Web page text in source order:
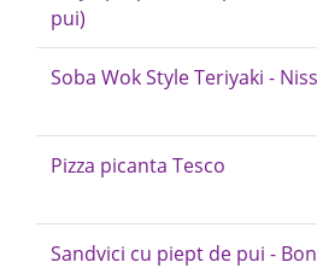
pui)
Soba Wok Style Teriyaki -
Pizza picanta Tesco
Sandvici cu piept de pui -